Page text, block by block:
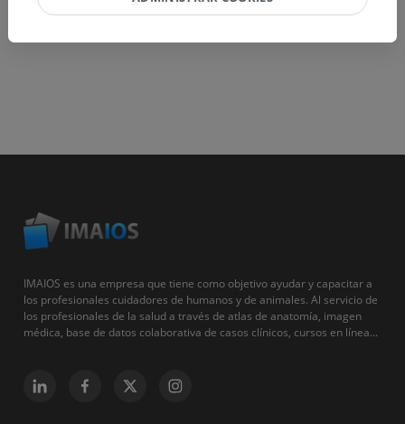
IMAIOS es una empresa que tiene como objetivo ayudar y capacitar a
los profesionales cuidadores de humanos y de animales. Al servicio de
los profesionales de la salud a través de atlas de anatomía, imagen
médica, base de datos colaborativa de casos clínicos, cursos en línea...